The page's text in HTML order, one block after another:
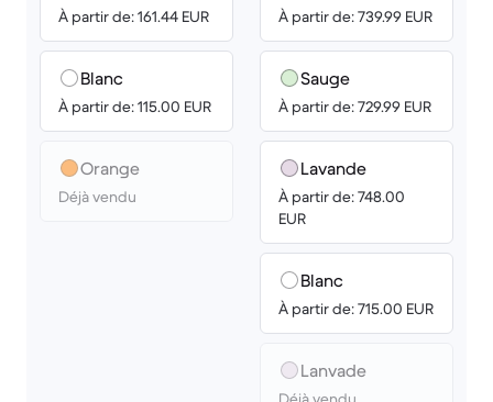
À partir de: 161.44 EUR
Blanc
À partir de: 115.00 EUR
Orange
Déjà vendu
À partir de: 739.99 EUR
Sauge
À partir de: 729.99 EUR
Lavande
À partir de: 748.00
EUR
Blanc
À partir de: 715.00 EUR
Lanvade